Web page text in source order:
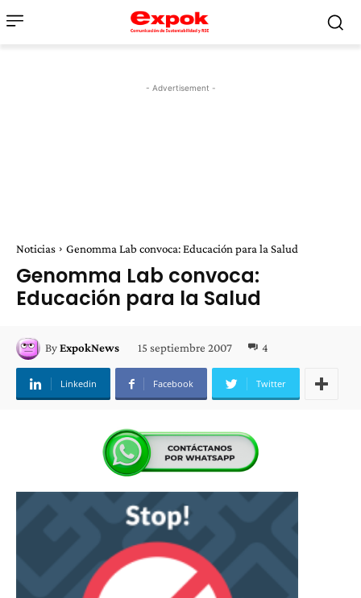
- Advertisement -
Noticias Genomma Lab convoca: Educación para la Salud
Genomma Lab convoca:
Educación para la Salud
ByExpokNews 15 septiembre 2007 4
Linkedin Facebook Twitter